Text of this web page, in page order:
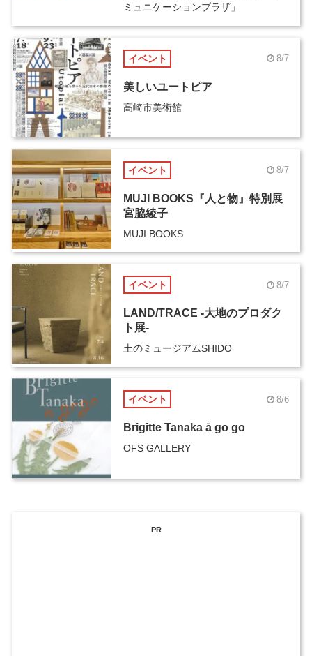
ミュニケーションプラザ」
イベント 8/7
美しいユートピア
高崎市美術館
イベント 8/7
MUJI BOOKS『人と物』特別展
宮脇綾子
MUJI BOOKS
イベント 8/7
LAND/TRACE -大地のプロダク
ト展-
土のミュージアムSHIDO
イベント 8/6
Brigitte Tanaka ā go go
OFS GALLERY
PR